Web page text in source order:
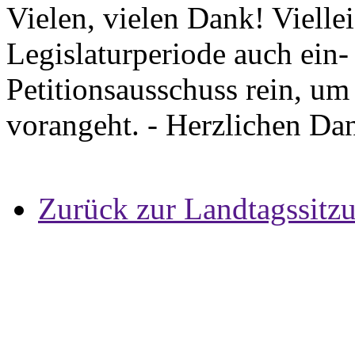
Vielen, vielen Dank!
Legislaturperiode auch
Petitionsausschuss rein,
vorangeht. - Herzlichen
Zurück zur